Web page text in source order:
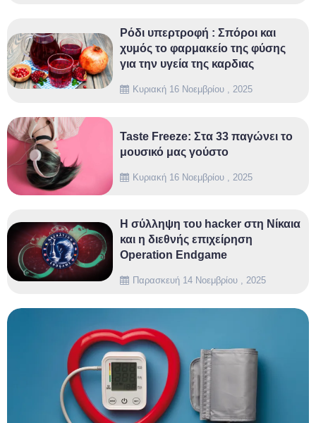
Κυριακή 16 Νοεμβρίου , 2025
Ρόδι υπερτροφή : Σπόροι και
χυμός το φαρμακείο της φύσης
για την υγεία της καρδιας
Κυριακή 16 Νοεμβρίου , 2025
Taste Freeze: Στα 33 παγώνει το
μουσικό μας γούστο
Παρασκευή 14 Νοεμβρίου , 2025
Η σύλληψη του hacker στη Νίκαια
και η διεθνής επιχείρηση
Operation Endgame